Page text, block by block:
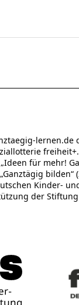
für mehr!
bilden“
Kinder-
der